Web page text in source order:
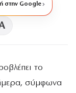
στην Google
το
σύμφωνα